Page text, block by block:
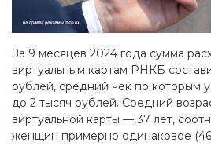
За 9 месяцев 2024 года сумма
виртуальным картам РНКБ
рублей, средний чек по которым
до 2 тысяч рублей. Средний
виртуальной карты — 37 лет,
женщин примерно одинаковое